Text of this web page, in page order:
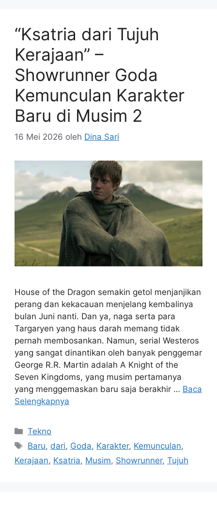
“Ksatria dari Tujuh
Kerajaan” –
Showrunner Goda
Kemunculan Karakter
Baru di Musim 2
16 Mei 2026 oleh Dina Sari
House of the Dragon semakin getol menjanjikan
perang dan kekacauan menjelang kembalinya
bulan Juni nanti. Dan ya, naga serta para
Targaryen yang haus darah memang tidak
pernah membosankan. Namun, serial Westeros
yang sangat dinantikan oleh banyak penggemar
George R.R. Martin adalah A Knight of the
Seven Kingdoms, yang musim pertamanya
yang menggemaskan baru saja berakhir … Baca
Selengkapnya
Kategori
Tekno
Tag
Baru, dari, Goda, Karakter, Kemunculan,
Kerajaan, Ksatria, Musim, Showrunner, Tujuh